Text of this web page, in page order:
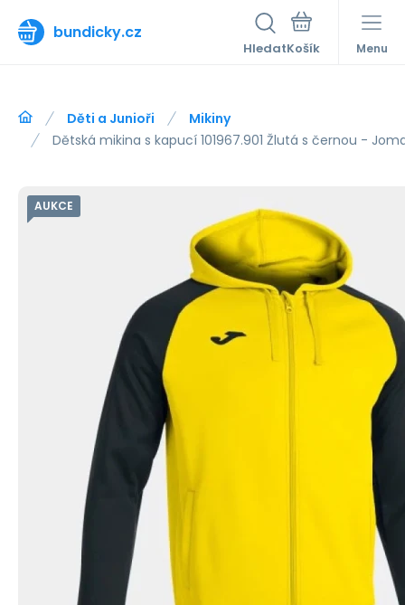
bundicky.cz
Hledat Menu
Děti a Junioři
Mikiny
Dětská mikina s kapucí 101967.901 Žlutá s černou -
AUKCE